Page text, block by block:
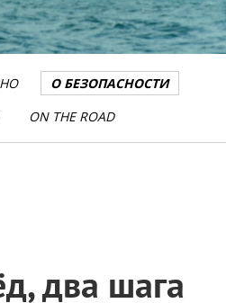
О БЕЗОПАСНОСТИ
ON THE ROAD
два шага